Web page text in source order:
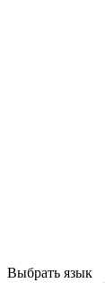
Выбрать язык